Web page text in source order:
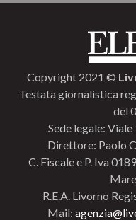
Copyright 2021 ©
Testata giornalistica
del
Sede legale:
Direttore: Paolo
C. Fiscale e P. Iva
R.E.A. Livorno
Mail: